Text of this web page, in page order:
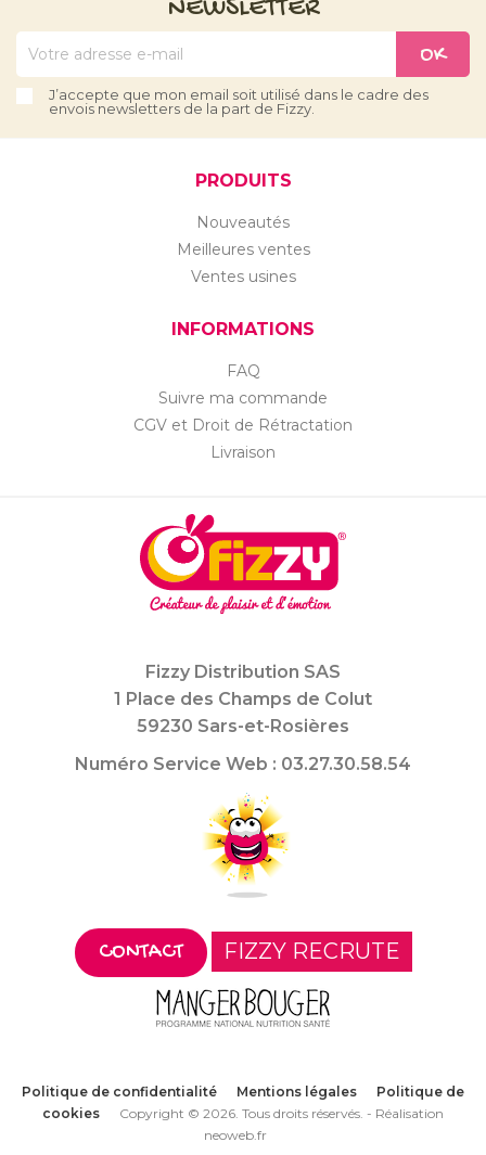
NEWSLETTER
J’accepte que mon email soit utilisé dans le cadre des
envois newsletters de la part de Fizzy.
PRODUITS
Nouveautés
Meilleures ventes
Ventes usines
INFORMATIONS
FAQ
Suivre ma commande
CGV et Droit de Rétractation
Livraison
Fizzy Distribution SAS
1 Place des Champs de Colut
59230 Sars-et-Rosières
Numéro Service Web : 03.27.30.58.54
CONTACT FIZZY RECRUTE
Politique de confidentialité Mentions légales
Politique de
cookies
Copyright © 2026. Tous droits réservés. - Réalisation
neoweb.fr